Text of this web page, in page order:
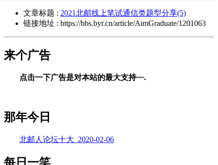
文章标题 : 2021北邮线上笔试通信类题型分享(5)
链接地址 : https://bbs.byr.cn/article/AimGraduate/1201063
来个广告
点击一下广告是对本站的最大支持~~.
那年今日
北邮人论坛十大_2020-02-06
每日一笑